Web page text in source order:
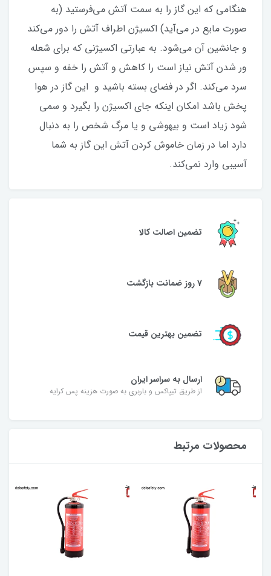
هنگامی که این گاز را به سمت آتش می‌فرستید (به
صورت مایع در می‌آید) اکسیژن اطراف آتش را دور می‌کند
و جانشین آن می‌شود. به عبارتی اکسیژنی که برای شعله
ور شدن آتش نیاز است را کاهش و آتش را خفه و سپس
سرد می‌کند. اگر در فضای بسته باشید و این گاز در هوا
پخش باشد امکان اینکه جای اکسیژن را بگیرد و سمی
شود زیاد است و بیهوشی و یا مرگ شخص را به دنبال
دارد اما در زمان خاموش کردن آتش این گاز به شما
آسیبی وارد نمی‌کند.
تضمین اصالت کالا
7 روز ضمانت بازگشت
تضمین بهترین قیمت
ارسال به سراسر ایران
از طریق تیپاکس و باربری به صورت هزینه پس کرایه
محصولات مرتبط